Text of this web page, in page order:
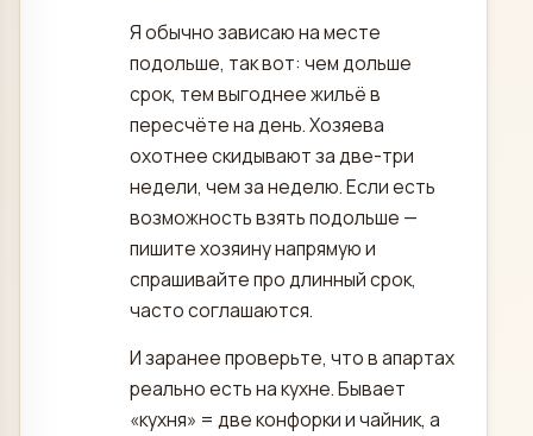
Я обычно зависаю на месте
подольше, так вот: чем дольше
срок, тем выгоднее жильё в
пересчёте на день. Хозяева
охотнее скидывают за две-три
недели, чем за неделю. Если есть
возможность взять подольше —
пишите хозяину напрямую и
спрашивайте про длинный срок,
часто соглашаются.
И заранее проверьте, что в апартах
реально есть на кухне. Бывает
«кухня» = две конфорки и чайник, а